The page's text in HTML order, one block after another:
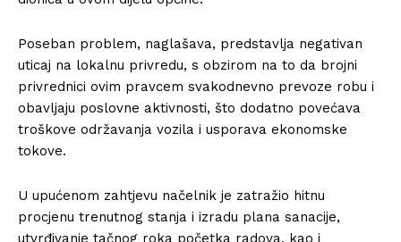
Poseban problem, naglašava, predstavlja negativan
uticaj na lokalnu privredu, s obzirom na to da brojni
privrednici ovim pravcem svakodnevno prevoze robu i
obavljaju poslovne aktivnosti, što dodatno povećava
troškove održavanja vozila i usporava ekonomske
tokove.
U upućenom zahtjevu načelnik je zatražio hitnu
procjenu trenutnog stanja i izradu plana sanacije,
utvrđivanje tačnog roka početka radova, kao i